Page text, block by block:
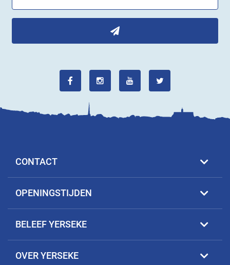
CONTACT
OPENINGSTIJDEN
BELEEF YERSEKE
OVER YERSEKE